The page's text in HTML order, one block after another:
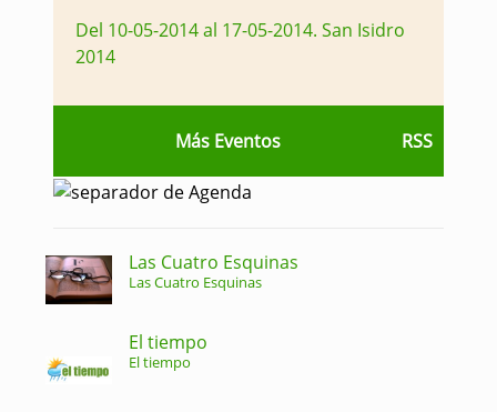
Del 10-05-2014 al 17-05-2014. San Isidro
2014
Más Eventos RSS
Las Cuatro Esquinas
Las Cuatro Esquinas
El tiempo
El tiempo